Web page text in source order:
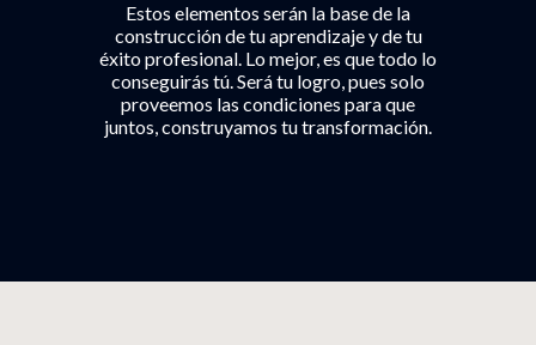
Estos elementos serán la base de la
construcción de tu aprendizaje y de tu
éxito profesional. Lo mejor, es que todo lo
conseguirás tú. Será tu logro, pues solo
proveemos las condiciones para que
juntos, construyamos tu transformación.